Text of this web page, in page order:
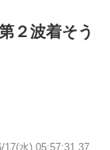
２波着そう
17(水) 05:57:31.37